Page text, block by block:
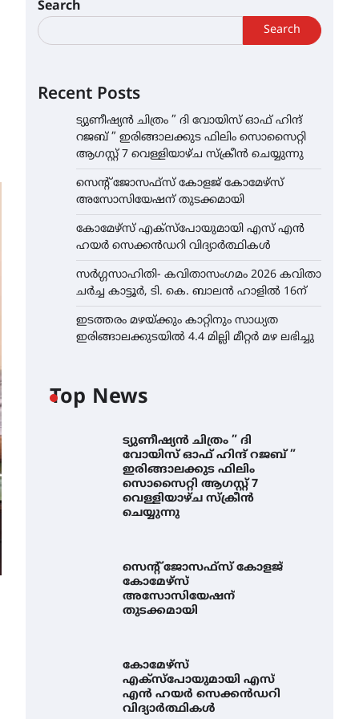
Search
Search
Recent Posts
ട്യുണീഷ്യൻ ചിത്രം ” ദി വോയിസ് ഓഫ് ഹിന്ദ്
റജബ് ” ഇരിങ്ങാലക്കുട ഫിലിം സൊസൈറ്റി
ആഗസ്റ്റ് 7 വെള്ളിയാഴ്ച സ്‌ക്രീൻ ചെയ്യുന്നു
സെന്റ് ജോസഫ്സ് കോളജ് കോമേഴ്‌സ്
അസോസിയേഷന് തുടക്കമായി
കോമേഴ്സ് എക്സ്പോയുമായി എസ് എൻ
ഹയർ സെക്കൻഡറി വിദ്യാർത്ഥികൾ
സർഗ്ഗസാഹിതി- കവിതാസംഗമം 2026 കവിതാ
ചർച്ച കാട്ടൂർ, ടി. കെ. ബാലൻ ഹാളിൽ 16ന്
ഇടത്തരം മഴയ്ക്കും കാറ്റിനും സാധ്യത
ഇരിങ്ങാലക്കുടയിൽ 4.4 മില്ലി മീറ്റർ മഴ ലഭിച്ചു
Top News
ട്യുണീഷ്യൻ ചിത്രം ” ദി
വോയിസ് ഓഫ് ഹിന്ദ് റജബ് ”
ഇരിങ്ങാലക്കുട ഫിലിം
സൊസൈറ്റി ആഗസ്റ്റ് 7
വെള്ളിയാഴ്ച സ്‌ക്രീൻ
ചെയ്യുന്നു
സെന്റ് ജോസഫ്സ് കോളജ്
കോമേഴ്‌സ്
അസോസിയേഷന്
തുടക്കമായി
കോമേഴ്സ്
എക്സ്പോയുമായി എസ്
എൻ ഹയർ സെക്കൻഡറി
വിദ്യാർത്ഥികൾ